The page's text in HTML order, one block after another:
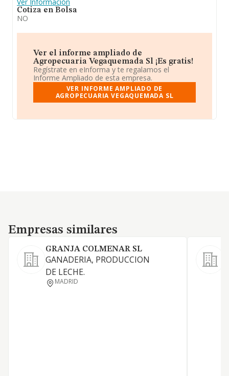
Cotiza en Bolsa
NO
Ver el informe ampliado de
Agropecuaria Vegaquemada Sl ¡Es gratis!
Regístrate en eInforma y te regalamos el
Informe Ampliado de esta empresa.
VER INFORME AMPLIADO DE
AGROPECUARIA VEGAQUEMADA SL
Empresas similares
Empresas similares
GRANJA COLMENAR SL
GANADERIA, PRODUCCION
DE LECHE.
MADRID